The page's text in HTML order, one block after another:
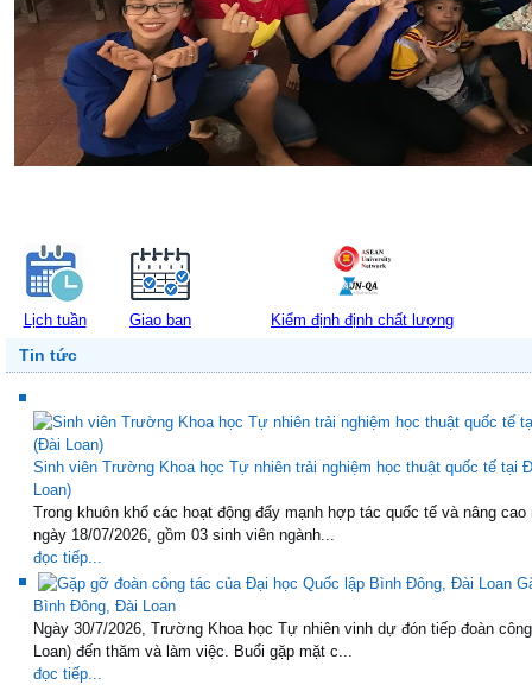
Lịch tuần Giao ban Kiểm định định chất lượng
Tin tức
Sinh viên Trường Khoa học Tự nhiên trải nghiệm học thuật quốc tế tại
Loan)
Trong khuôn khổ các hoạt động đẩy mạnh hợp tác quốc tế và nâng
ngày 18/07/2026, gồm 03 sinh viên ngành...
đọc tiếp...
Bình Đông, Đài Loan
Ngày 30/7/2026, Trường Khoa học Tự nhiên vinh dự đón tiếp đoàn
Loan) đến thăm và làm việc. Buổi gặp mặt c...
đọc tiếp...